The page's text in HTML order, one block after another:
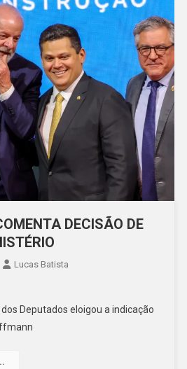
DECISÃO DE
Lucas Batista
Deputados eloigou a indicação